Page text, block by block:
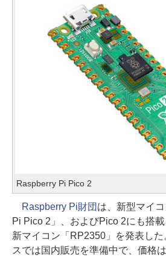
Raspberry Pi Pico 2
Raspberry Pi財団 は、新型マイ
Pi Pico 2」、およびPico 2にも搭
新マイコン「RP2350」を発表し
スでは国内販売を準備中で、価格は